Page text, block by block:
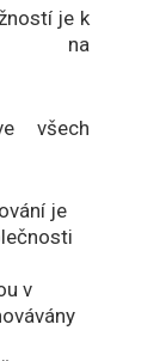
je k
na
všech
je
v